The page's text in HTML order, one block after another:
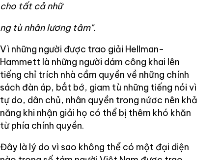
cho tất cả nhữ
ng tù nhân lương tâm".
Vì những người được trao giải Hellman-
Hammett là những người dám công khai lên
tiếng chỉ trích nhà cầm quyền về những chính
sách đàn áp, bắt bớ, giam tù những tiếng nói vì
tự do, dân chủ, nhân quyền trong nứơc nên khả
năng khi nhận giải họ có thể bị thêm khó khăn
từ phía chính quyền.
Đây là lý do vì sao không thể có một đại diện